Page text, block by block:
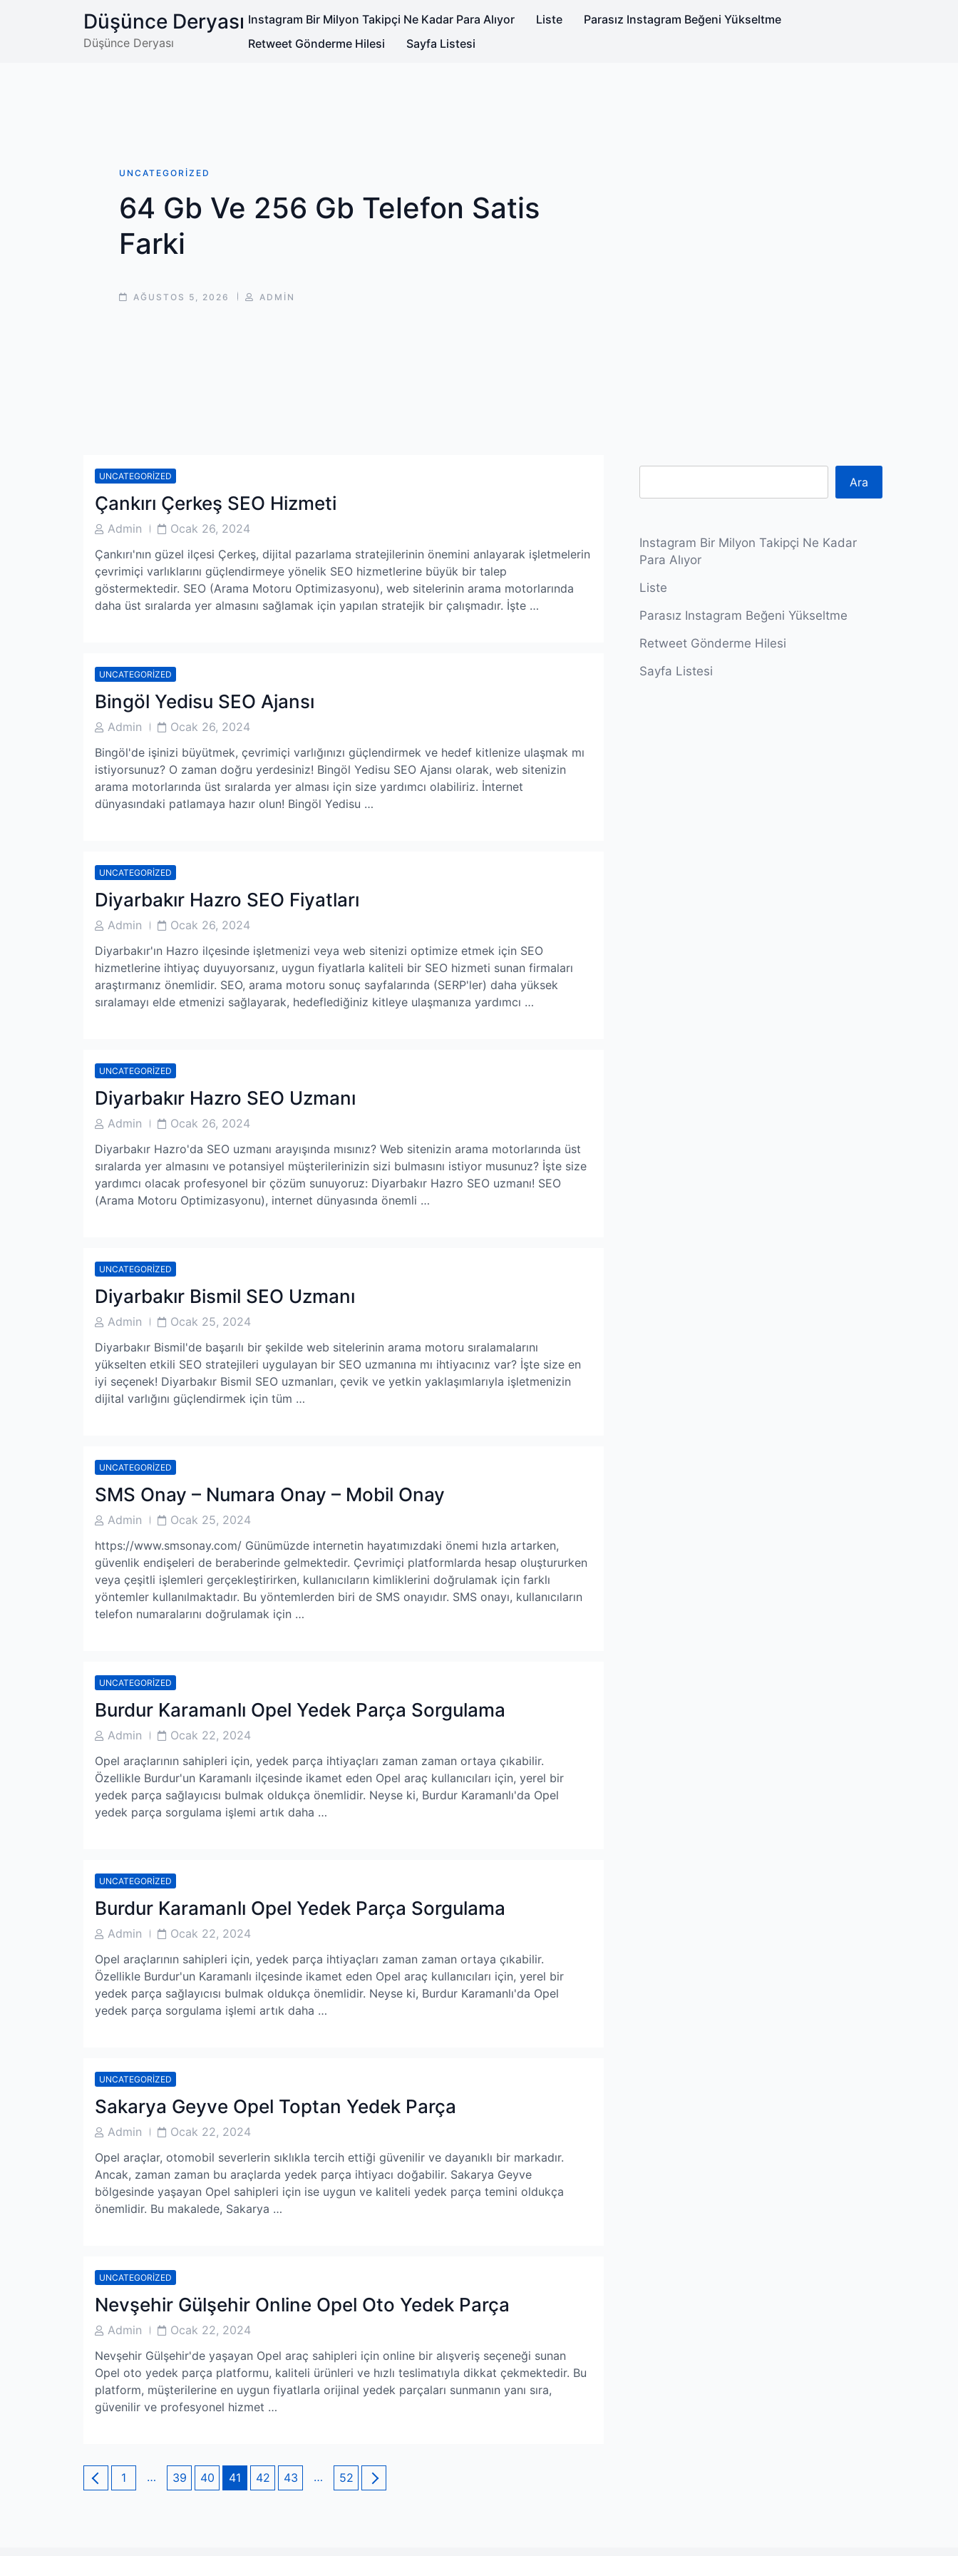
Düşünce Deryası
Düşünce Deryası
Instagram Bir Milyon Takipçi Ne Kadar Para Alıyor Liste
Parasız Instagram Beğeni Yükseltme
Retweet Gönderme Hilesi
Sayfa Listesi
UNCATEGORIZED
64 Gb Ve 256 Gb Telefon Satis
Farki
POST
DATEAĞUSTOS 5, 2026
POST
AUTHOR
ADMIN
UNCATEGORIZED
Çankırı Çerkeş SEO Hizmeti
PostAdmin
PostOcak 26, 2024
Çankırı'nın güzel ilçesi Çerkeş, dijital pazarlama stratejilerinin önemini anlayarak işletmelerin
çevrimiçi varlıklarını güçlendirmeye yönelik SEO hizmetlerine büyük bir talep
göstermektedir. SEO (Arama Motoru Optimizasyonu), web sitelerinin arama motorlarında
daha üst sıralarda yer almasını sağlamak için yapılan stratejik bir çalışmadır. İşte …
UNCATEGORIZED
Bingöl Yedisu SEO Ajansı
PostAdmin
PostOcak 26, 2024
Bingöl'de işinizi büyütmek, çevrimiçi varlığınızı güçlendirmek ve hedef kitlenize ulaşmak mı
istiyorsunuz? O zaman doğru yerdesiniz! Bingöl Yedisu SEO Ajansı olarak, web sitenizin
arama motorlarında üst sıralarda yer alması için size yardımcı olabiliriz. İnternet
dünyasındaki patlamaya hazır olun! Bingöl Yedisu …
UNCATEGORIZED
Diyarbakır Hazro SEO Fiyatları
PostAdmin
PostOcak 26, 2024
Diyarbakır'ın Hazro ilçesinde işletmenizi veya web sitenizi optimize etmek için SEO
hizmetlerine ihtiyaç duyuyorsanız, uygun fiyatlarla kaliteli bir SEO hizmeti sunan firmaları
araştırmanız önemlidir. SEO, arama motoru sonuç sayfalarında (SERP'ler) daha yüksek
sıralamayı elde etmenizi sağlayarak, hedeflediğiniz kitleye ulaşmanıza yardımcı …
UNCATEGORIZED
Diyarbakır Hazro SEO Uzmanı
PostAdmin
PostOcak 26, 2024
Diyarbakır Hazro'da SEO uzmanı arayışında mısınız? Web sitenizin arama motorlarında üst
sıralarda yer almasını ve potansiyel müşterilerinizin sizi bulmasını istiyor musunuz? İşte size
yardımcı olacak profesyonel bir çözüm sunuyoruz: Diyarbakır Hazro SEO uzmanı! SEO
(Arama Motoru Optimizasyonu), internet dünyasında önemli …
UNCATEGORIZED
Diyarbakır Bismil SEO Uzmanı
PostAdmin
PostOcak 25, 2024
Diyarbakır Bismil'de başarılı bir şekilde web sitelerinin arama motoru sıralamalarını
yükselten etkili SEO stratejileri uygulayan bir SEO uzmanına mı ihtiyacınız var? İşte size en
iyi seçenek! Diyarbakır Bismil SEO uzmanları, çevik ve yetkin yaklaşımlarıyla işletmenizin
dijital varlığını güçlendirmek için tüm …
UNCATEGORIZED
SMS Onay – Numara Onay – Mobil Onay
PostAdmin
PostOcak 25, 2024
https://www.smsonay.com/ Günümüzde internetin hayatımızdaki önemi hızla artarken,
güvenlik endişeleri de beraberinde gelmektedir. Çevrimiçi platformlarda hesap oluştururken
veya çeşitli işlemleri gerçekleştirirken, kullanıcıların kimliklerini doğrulamak için farklı
yöntemler kullanılmaktadır. Bu yöntemlerden biri de SMS onayıdır. SMS onayı, kullanıcıların
telefon numaralarını doğrulamak için …
UNCATEGORIZED
Burdur Karamanlı Opel Yedek Parça Sorgulama
PostAdmin
PostOcak 22, 2024
Opel araçlarının sahipleri için, yedek parça ihtiyaçları zaman zaman ortaya çıkabilir.
Özellikle Burdur'un Karamanlı ilçesinde ikamet eden Opel araç kullanıcıları için, yerel bir
yedek parça sağlayıcısı bulmak oldukça önemlidir. Neyse ki, Burdur Karamanlı'da Opel
yedek parça sorgulama işlemi artık daha …
UNCATEGORIZED
Burdur Karamanlı Opel Yedek Parça Sorgulama
PostAdmin
PostOcak 22, 2024
Opel araçlarının sahipleri için, yedek parça ihtiyaçları zaman zaman ortaya çıkabilir.
Özellikle Burdur'un Karamanlı ilçesinde ikamet eden Opel araç kullanıcıları için, yerel bir
yedek parça sağlayıcısı bulmak oldukça önemlidir. Neyse ki, Burdur Karamanlı'da Opel
yedek parça sorgulama işlemi artık daha …
UNCATEGORIZED
Sakarya Geyve Opel Toptan Yedek Parça
PostAdmin
PostOcak 22, 2024
Opel araçlar, otomobil severlerin sıklıkla tercih ettiği güvenilir ve dayanıklı bir markadır.
Ancak, zaman zaman bu araçlarda yedek parça ihtiyacı doğabilir. Sakarya Geyve
bölgesinde yaşayan Opel sahipleri için ise uygun ve kaliteli yedek parça temini oldukça
önemlidir. Bu makalede, Sakarya …
UNCATEGORIZED
Nevşehir Gülşehir Online Opel Oto Yedek Parça
PostAdmin
PostOcak 22, 2024
Nevşehir Gülşehir'de yaşayan Opel araç sahipleri için online bir alışveriş seçeneği sunan
Opel oto yedek parça platformu, kaliteli ürünleri ve hızlı teslimatıyla dikkat çekmektedir. Bu
platform, müşterilerine en uygun fiyatlarla orijinal yedek parçaları sunmanın yanı sıra,
güvenilir ve profesyonel hizmet …
Yazı
sayfalaması
Page
1 … Page
39 Page
40 Page
41 Page
42 Page
43 … Page
52
Ara
Instagram Bir Milyon Takipçi Ne Kadar
Para Alıyor
Liste
Parasız Instagram Beğeni Yükseltme
Retweet Gönderme Hilesi
Sayfa Listesi